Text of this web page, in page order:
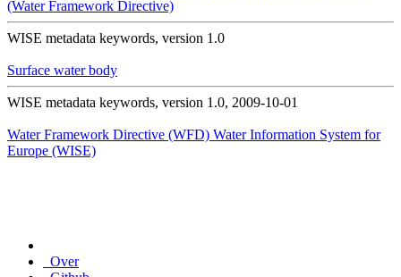
(Water Framework Directive)
WISE metadata keywords, version 1.0
Surface water body
WISE metadata keywords, version 1.0, 2009-10-01
Water Framework Directive (WFD) Water Information System for
Europe (WISE)
Over